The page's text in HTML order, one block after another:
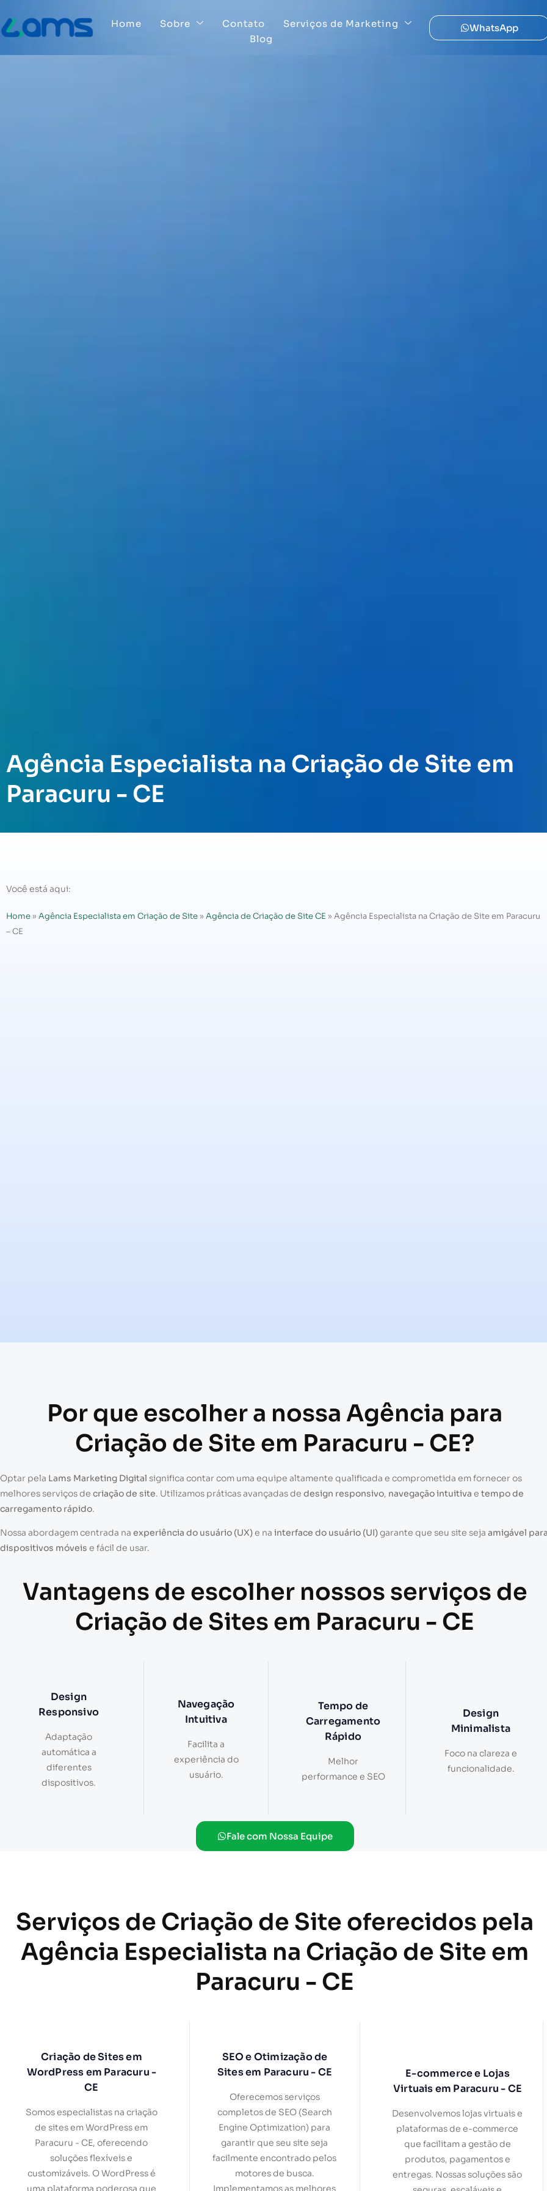
Home Sobre Contato
Serviços de Marketing
Blog
WhatsApp
Agência Especialista na Criação de Site em
Paracuru - CE
Você está aqui:
Home » Agência Especialista em Criação de Site » Agência de Criação de Site CE » Agência Especialista na Criação de Site em Paracuru
– CE
Por que escolher a nossa Agência para
Criação de Site em Paracuru - CE?
Optar pela Lams Marketing Digital significa contar com uma equipe altamente qualificada e comprometida em fornecer os
melhores serviços de criação de site. Utilizamos práticas avançadas de design responsivo, navegação intuitiva e tempo de
carregamento rápido.
Nossa abordagem centrada na experiência do usuário (UX)e na interface do usuário (UI)garante que seu site seja amigável
dispositivos móveis e fácil de usar.
Vantagens de escolher nossos serviços de
Criação de Sites em Paracuru - CE
Design
Responsivo
Adaptação
automática a
diferentes
dispositivos.
Navegação
Intuitiva
Facilita a
experiência do
usuário.
Tempo de
Carregamento
Rápido
Melhor
performance e SEO
Design
Minimalista
Foco na clareza e
funcionalidade.
Fale com Nossa Equipe
Serviços de Criação de Site oferecidos pela
Agência Especialista na Criação de Site em
Paracuru - CE
Criação de Sites em
WordPress em Paracuru -
CE
Somos especialistas na criação
de sites em WordPress em
Paracuru - CE, oferecendo
soluções flexíveis e
customizáveis. O WordPress é
uma plataforma poderosa que
SEO e Otimização de
Sites em Paracuru - CE
Oferecemos serviços
completos de SEO (Search
Engine Optimization) para
garantir que seu site seja
facilmente encontrado pelos
motores de busca.
Implementamos as melhores
E-commerce e Lojas
Virtuais em Paracuru - CE
Desenvolvemos lojas virtuais e
plataformas de e-commerce
que facilitam a gestão de
produtos, pagamentos e
entregas. Nossas soluções são